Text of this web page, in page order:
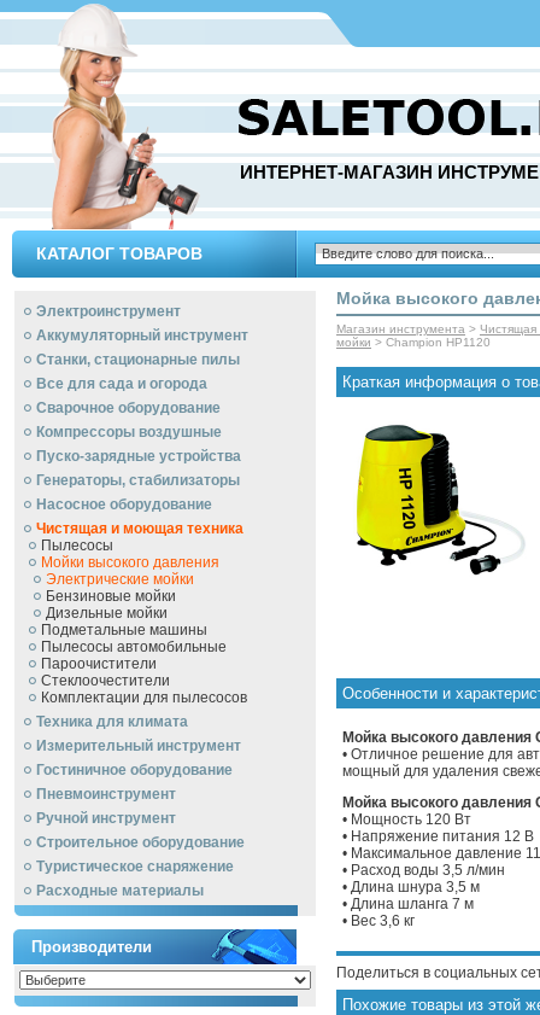
ИНТЕРНЕТ-МАГАЗИН
КАТАЛОГ ТОВАРОВ
Электроинструмент
Аккумуляторный инструмент
Станки, стационарные пилы
Все для сада и огорода
Сварочное оборудование
Компрессоры воздушные
Пуско-зарядные устройства
Генераторы, стабилизаторы
Насосное оборудование
Чистящая и моющая техника
Пылесосы
Мойки высокого давления
Электрические мойки
Бензиновые мойки
Дизельные мойки
Подметальные машины
Пылесосы автомобильные
Пароочистители
Стеклоочестители
Комплектации для пылесосов
Техника для климата
Измерительный инструмент
Гостиничное оборудование
Пневмоинструмент
Ручной инcтрумент
Строительное оборудование
Туристическое снаряжение
Расходные материалы
Производители
Мойка высокого
Магазин инструмента >
мойки > Champion HP1120
Краткая информация о
Особенности и
Мойка высокого давления
• Отличное решение для
мощный для удаления
Мойка высокого давления
• Мощность 120 Вт
• Напряжение питания 12 В
• Максимальное давление
• Расход воды 3,5 л/мин
• Длина шнура 3,5 м
• Длина шланга 7 м
• Вес 3,6 кг
Поделиться в социальных
Похожие товары из этой